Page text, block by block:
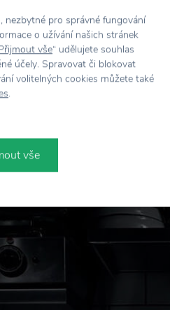
nezbytné pro správné fungování
o užívání našich stránek
vše“ udělujete souhlas
účely. Spravovat či blokovat
volitelných cookies můžete také
.
vše